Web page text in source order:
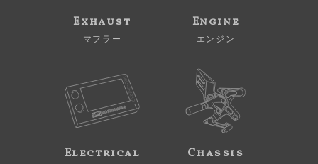
Exhaust
マフラー
Engine
エンジン
Electrical Chassis